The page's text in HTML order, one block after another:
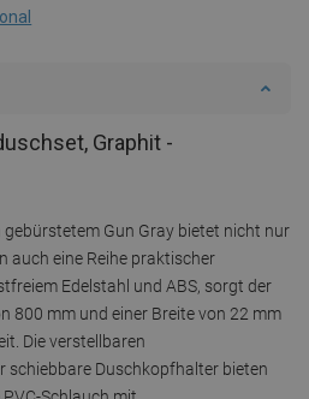
Graphit -
gebürstetem Gun Gray bietet nicht nur
auch eine Reihe praktischer
Edelstahl und ABS, sorgt der
800 mm und einer Breite von 22 mm
Die verstellbaren
schiebbare Duschkopfhalter bieten